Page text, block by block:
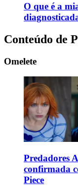
O que é a
Conteúdo de
Omelete
Predadores
confirmada
Piece